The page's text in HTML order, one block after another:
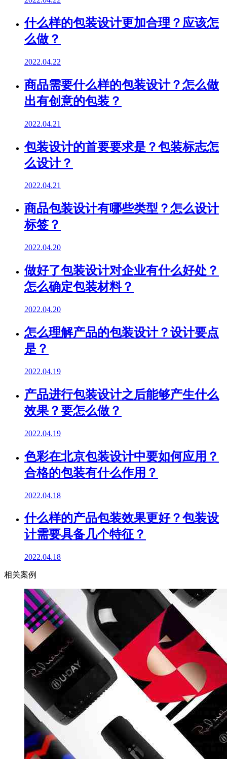
什么样的包装设计更加合理？应该怎
么做？
2022.04.22
商品需要什么样的包装设计？怎么做
出有创意的包装？
2022.04.21
包装设计的首要要求是？包装标志怎
么设计？
2022.04.21
商品包装设计有哪些类型？怎么设计
标签？
2022.04.20
做好了包装设计对企业有什么好处？
怎么确定包装材料？
2022.04.20
怎么理解产品的包装设计？设计要点
是？
2022.04.19
产品进行包装设计之后能够产生什么
效果？要怎么做？
2022.04.19
色彩在北京包装设计中要如何应用？
合格的包装有什么作用？
2022.04.18
什么样的产品包装效果更好？包装设
计需要具备几个特征？
2022.04.18
相关案例